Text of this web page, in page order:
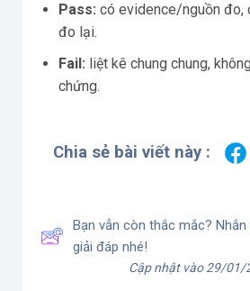
Pass: có evidence/nguồn đo,
đo lại.
Fail: liệt kê chung chung,
chứng.
Chia sẻ bài viết này :
Bạn vẫn còn thắc mắc?
giải đáp nhé!
Cập nhật vào 29/01/